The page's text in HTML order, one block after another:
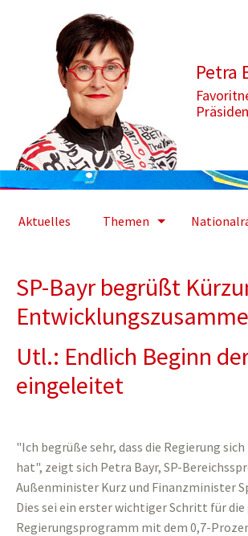
Petra
Aktuelles Themen
SP-Bayr begrüßt
Utl.: Endlich Beginn
eingeleitet
"Ich begrüße sehr, dass die Regierung
hat", zeigt sich Petra Bayr, SP-
Außenminister Kurz und Finanzminister
Dies sei ein erster wichtiger Schritt für
Regierungsprogramm mit dem 0,7-